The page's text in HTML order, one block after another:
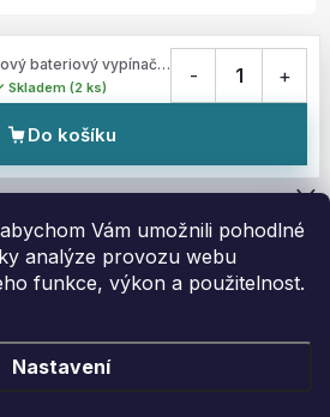
Vám umožnili pohodlné
analýze provozu webu
funkce, výkon a použitelnost.
Nastavení
nastavení cookies
Zigbee dvoj tlačítkový bateriový vypínač - AQARA Wireless Remote Switch H1 Double Rocker (WRS-R02)
Skladem (2 ks) - 1 +
Do košíku